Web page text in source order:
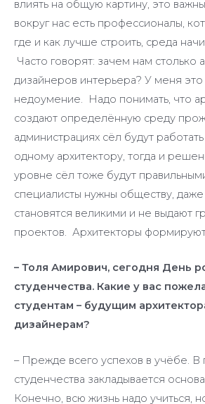
влиять на общую картину, это
вокруг нас есть профессионалы,
где и как лучше строить, среда
Часто говорят: зачем нам столько
дизайнеров интерьера? У меня это
недоумение. Надо понимать, что
создают определённую среду
администрациях сёл будут
одному архитектору, тогда и
уровне сёл тоже будут
специалисты нужны обществу,
становятся великими и не выдают
проектов. Архитекторы формируют
– Толя Амирович, сегодня День
студенчества. Какие у вас
студентам – будущим
дизайнерам?
– Прежде всего успехов в учёбе. В
студенчества закладывается
Конечно, всю жизнь надо учиться,